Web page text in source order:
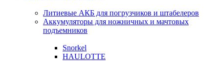
Литиевые АКБ для погрузчиков и штабелеров
Аккумуляторы для ножничных и мачтовых
подъемников
Snorkel
HAULOTTE